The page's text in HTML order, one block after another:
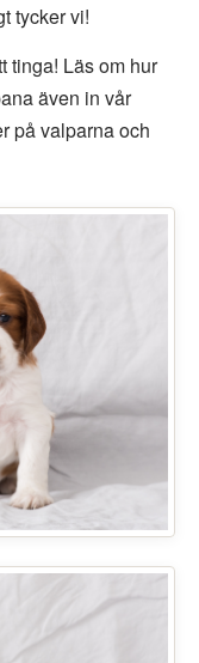
tycker vi!
tinga! Läs om hur
även in vår
på valparna och